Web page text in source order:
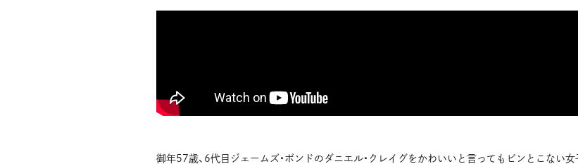
御年57歳、6代目ジェームズ・ボンドのダニエル・クレイグをかわいいと言ってもピンとこない